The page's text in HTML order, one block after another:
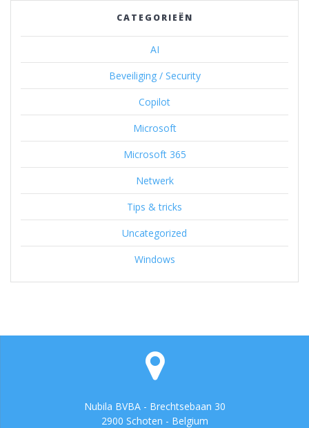
CATEGORIEËN
AI
Beveiliging / Security
Copilot
Microsoft
Microsoft 365
Netwerk
Tips & tricks
Uncategorized
Windows
Nubila BVBA - Brechtsebaan 30
2900 Schoten - Belgium